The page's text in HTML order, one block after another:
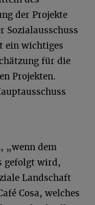
der Projekte
Sozialausschuss
ein wichtiges
für die
Projekten.
„wenn dem
gefolgt wird,
Landschaft
Cosa, welches